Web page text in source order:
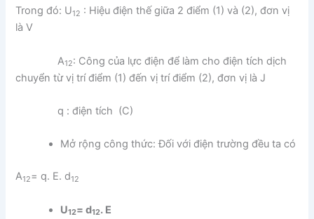
Trong đó: U12 : Hiệu điện thế giữa 2 điểm (1) và (2), đơn vị
là V
A12: Công của lực điện để làm cho điện tích dịch
chuyển từ vị trí điểm (1) đến vị trí điểm (2), đơn vị là J
q : điện tích (C)
Mở rộng công thức: Đối với điện trường đều ta có
A12= q. E. d12
U12= d12. E